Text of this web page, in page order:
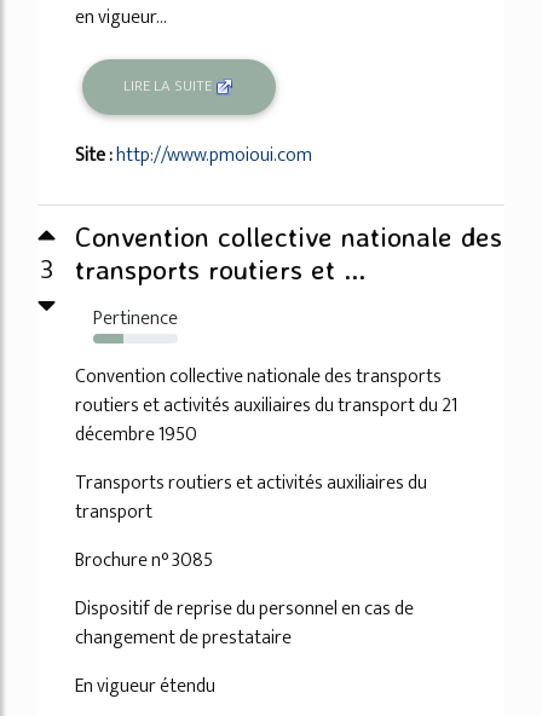
en vigueur...
LIRE LA SUITE
Site :http://www.pmoioui.com
3
Convention collective nationale des
transports routiers et ...
Pertinence
35%
Convention collective nationale des transports
routiers et activités auxiliaires du transport du 21
décembre 1950
Transports routiers et activités auxiliaires du
transport
Brochure n° 3085
Dispositif de reprise du personnel en cas de
changement de prestataire
En vigueur étendu